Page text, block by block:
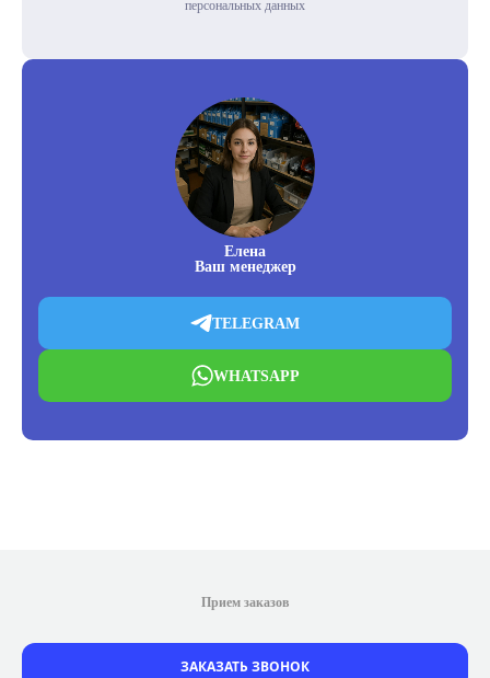
персональных данных
Елена
Ваш менеджер
TELEGRAM
WHATSAPP
Прием заказов
ЗАКАЗАТЬ ЗВОНОК